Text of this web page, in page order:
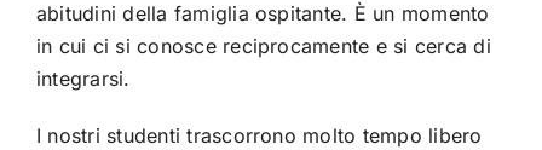
abitudini della famiglia ospitante. È un momento
in cui ci si conosce reciprocamente e si cerca di
integrarsi.
I nostri studenti trascorrono molto tempo libero